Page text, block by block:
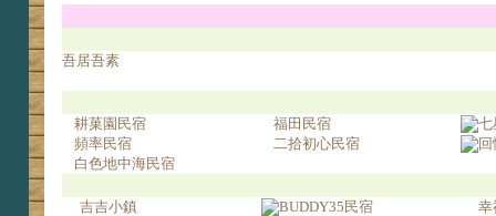
吾居吾素
耕菓園民宿
頻率民宿
白色地中海民宿
福田民宿
二拾初心民宿
七
吉吉小鎮
BUDDY35民宿
幸